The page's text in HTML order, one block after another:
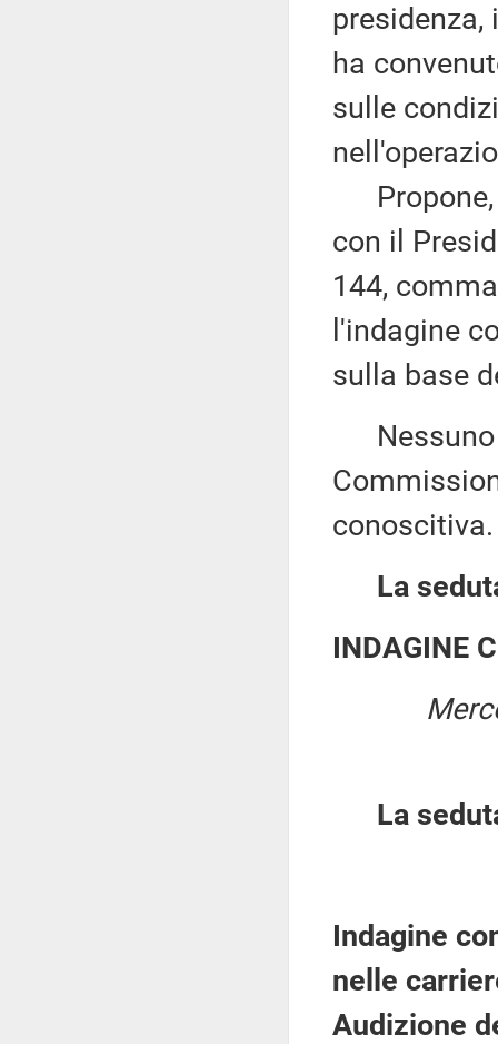
presidenza,
ha
sulle
Propone,
con il
144,
l'indagine
sulla base
Nessuno
conoscitiva.
La
INDAGINE
La
Indagine
nelle
Audizione